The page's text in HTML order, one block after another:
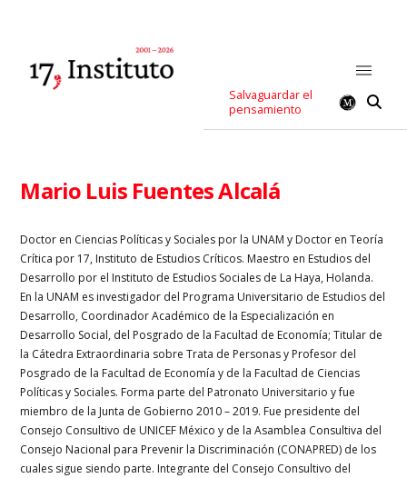
Salvaguardar el
pensamiento
Mario Luis Fuentes Alcalá
Doctor en Ciencias Políticas y Sociales por la UNAM y Doctor en Teoría
Crítica por 17, Instituto de Estudios Críticos. Maestro en Estudios del
Desarrollo por el Instituto de Estudios Sociales de La Haya, Holanda.
En la UNAM es investigador del Programa Universitario de Estudios del
Desarrollo, Coordinador Académico de la Especialización en
Desarrollo Social, del Posgrado de la Facultad de Economía; Titular de
la Cátedra Extraordinaria sobre Trata de Personas y Profesor del
Posgrado de la Facultad de Economía y de la Facultad de Ciencias
Políticas y Sociales. Forma parte del Patronato Universitario y fue
miembro de la Junta de Gobierno 2010 – 2019. Fue presidente del
Consejo Consultivo de UNICEF México y de la Asamblea Consultiva del
Consejo Nacional para Prevenir la Discriminación (CONAPRED) de los
cuales sigue siendo parte. Integrante del Consejo Consultivo del